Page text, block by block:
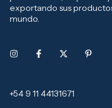
exportando sus
mundo.
+54 9 11 44131671